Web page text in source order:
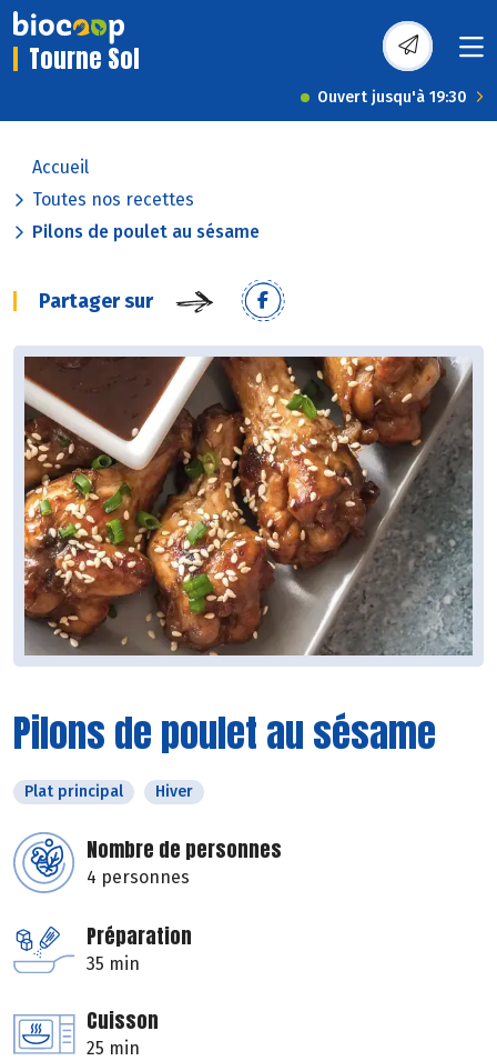
Tourne Sol
Ouvert jusqu'à 19:30
Accueil
Toutes nos recettes
Pilons de poulet au sésame
Partager sur
Pilons de poulet au sésame
Plat principal Hiver
Nombre de personnes
4 personnes
Préparation
35 min
Cuisson
25 min